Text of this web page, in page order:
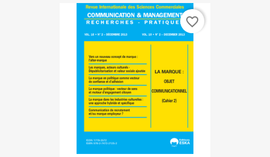
favorite_border